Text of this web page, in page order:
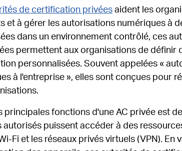
de certification privées aident les
et à gérer les autorisations numériques à
dans un environnement contrôlé, ces
permettent aux organisations de définir
personnalisées. Souvent appelées «
à l'entreprise », elles sont conçues pour
principales fonctions d'une AC privée est
autorisés puissent accéder à des
Fi et les réseaux privés virtuels (VPN). En